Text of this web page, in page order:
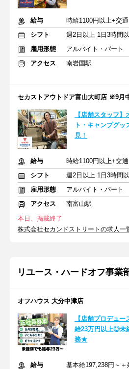
給与
時給1100円以上+交
シフト
週2日以上 1日3時間
雇用形態
アルバイト・パート
アクセス
南岩国駅
セカストアウトドア富山大町店 ※9月
【店舗スタッフ
ト・キャンプグ
見！
給与
時給1100円以上+交
シフト
週2日以上 1日3時間
雇用形態
アルバイト・パート
アクセス
南富山駅
本日、掲載終了
株式会社セカンドストリートの求人一
リユース・ハードオフ事業
オフハウス 大分中津店
【店舗プロデュ
給23万円以上◎未
務★
給与